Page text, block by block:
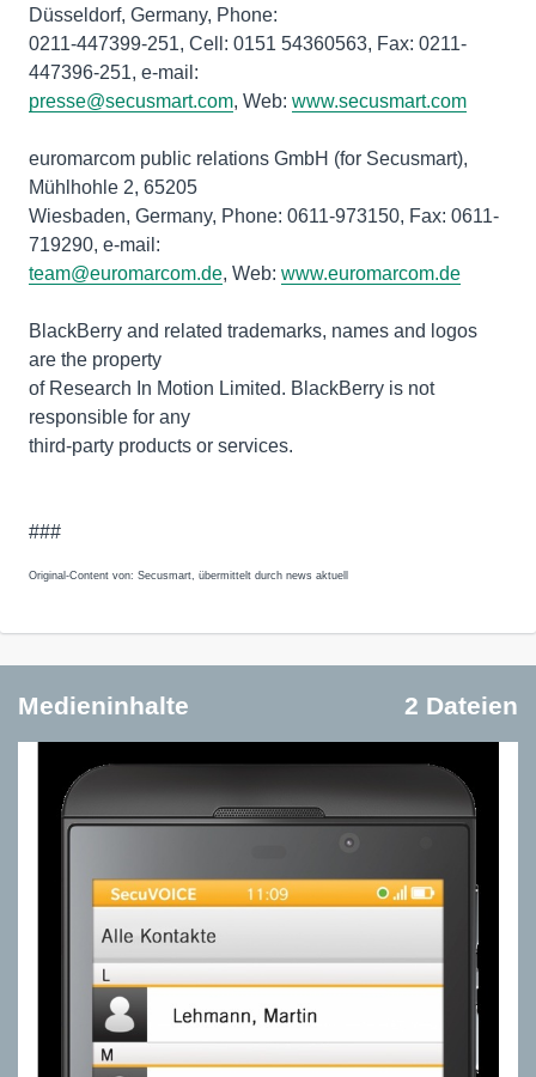
Düsseldorf, Germany, Phone:
0211-447399-251, Cell: 0151 54360563, Fax: 0211-
447396-251, e-mail:
presse@secusmart.com, Web: www.secusmart.com
euromarcom public relations GmbH (for Secusmart),
Mühlhohle 2, 65205
Wiesbaden, Germany, Phone: 0611-973150, Fax: 0611-
719290, e-mail:
team@euromarcom.de, Web: www.euromarcom.de
BlackBerry and related trademarks, names and logos
are the property
of Research In Motion Limited. BlackBerry is not
responsible for any
third-party products or services.
###
Original-Content von: Secusmart, übermittelt durch news aktuell
Medieninhalte 2 Dateien